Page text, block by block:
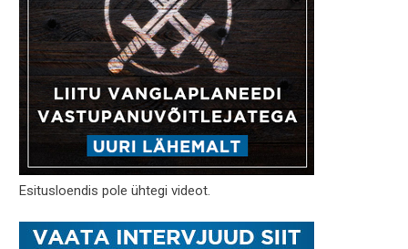
Esitusloendis pole ühtegi videot.